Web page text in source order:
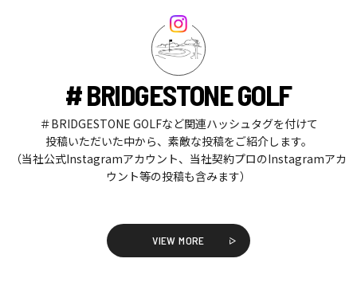
# BRIDGESTONE GOLF
＃BRIDGESTONE GOLFなど関連ハッシュタグを付けて
投稿いただいた中から、素敵な投稿をご紹介します。
（当社公式Instagramアカウント、当社契約プロのInstagramアカ
ウント等の投稿も含みます）
VIEW MORE